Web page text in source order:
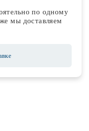
по одному
мы доставляем